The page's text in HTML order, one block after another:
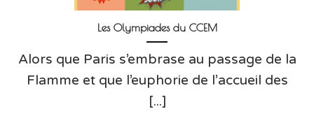
Les Olympiades du CCEM
Alors que Paris s’embrase au passage de la
Flamme et que l’euphorie de l’accueil des
[...]